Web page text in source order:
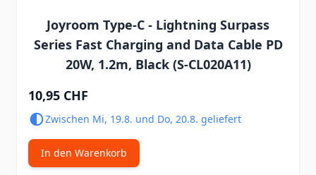
Joyroom Type-C - Lightning Surpass
Series Fast Charging and Data Cable PD
20W, 1.2m, Black (S-CL020A11)
10,95 CHF
Zwischen Mi, 19.8. und Do, 20.8. geliefert
In den Warenkorb